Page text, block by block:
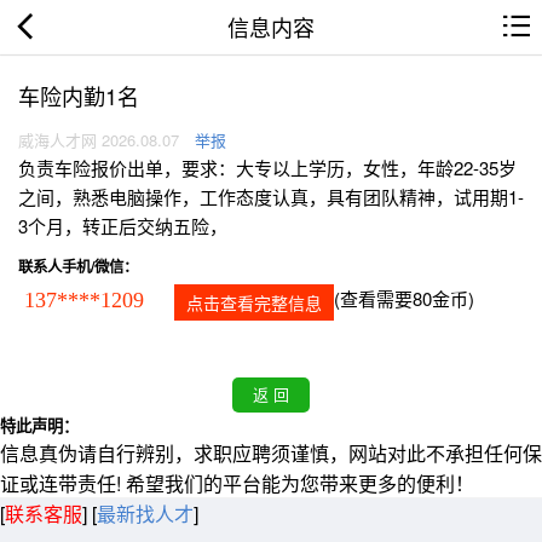
信息内容
车险内勤1名
威海人才网 2026.08.07 举报
负责车险报价出单，要求：大专以上学历，女性，年龄22-35岁
之间，熟悉电脑操作，工作态度认真，具有团队精神，试用期1-
3个月，转正后交纳五险，
联系人手机/微信：
137****1209 点击查看完整信息 (查看需要80金币)
特此声明：
信息真伪请自行辨别，求职应聘须谨慎，网站对此不承担任何保
证或连带责任! 希望我们的平台能为您带来更多的便利！
[联系客服] [最新找人才]